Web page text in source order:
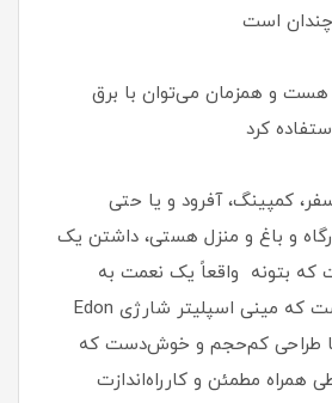
است
و همزمان می‌توان با برق
کرد
کمپینگ، آفرود و یا حتی
و باغ و منزل هستی، داشتن یک
که بتونه واقعاً یک نعمت به
حساب میاد. اینجاست که مینی اسپلیتر شارژی Edon
با طراحی کم‌حجم و خوش‌دست که
همراه مطمئن و کارراه‌اندازت